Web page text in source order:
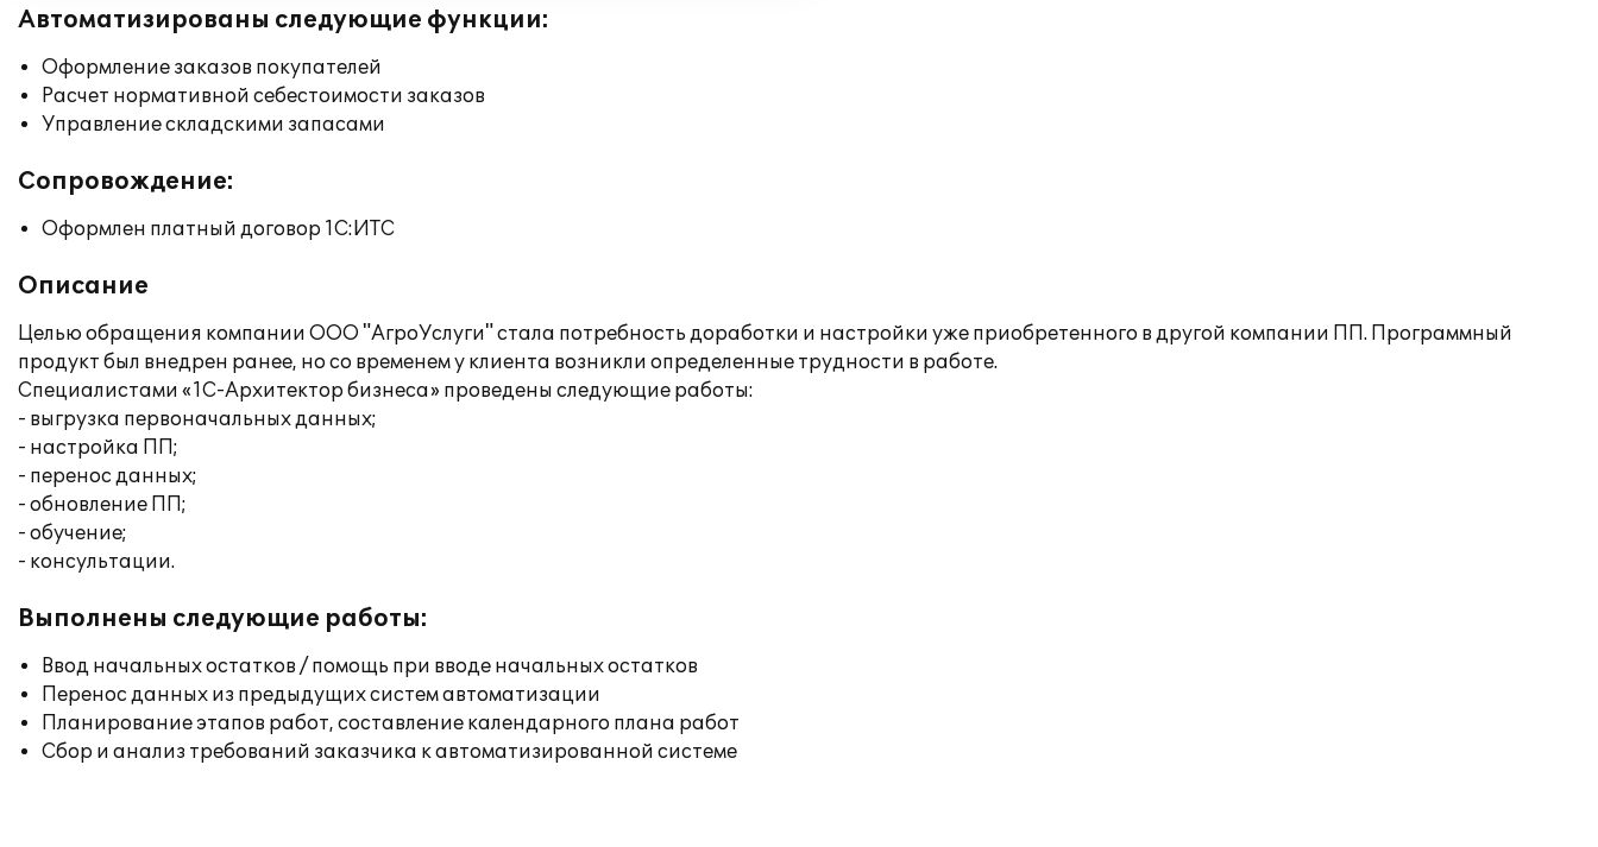
Автоматизированы следующие функции:
Оформление заказов покупателей
Расчет нормативной себестоимости заказов
Управление складскими запасами
Сопровождение:
Оформлен платный договор 1С:ИТС
Описание
Целью обращения компании ООО "АгроУслуги" стала потребность доработки и настройки уже приобретенного в другой компании ПП. Программный
продукт был внедрен ранее, но со временем у клиента возникли определенные трудности в работе.
Специалистами «1С-Архитектор бизнеса» проведены следующие работы:
- выгрузка первоначальных данных;
- настройка ПП;
- перенос данных;
- обновление ПП;
- обучение;
- консультации.
Выполнены следующие работы:
Ввод начальных остатков / помощь при вводе начальных остатков
Перенос данных из предыдущих систем автоматизации
Планирование этапов работ, составление календарного плана работ
Сбор и анализ требований заказчика к автоматизированной системе